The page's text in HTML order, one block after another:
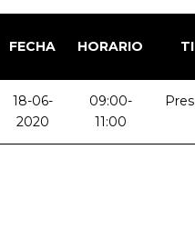
FECHA HORARIO
18-06-
2020
09:00-
11:00